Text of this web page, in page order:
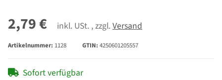
2,79 € inkl. USt. , zzgl. Versand
Artikelnummer: 1128 GTIN: 4250601205557
Sofort verfügbar